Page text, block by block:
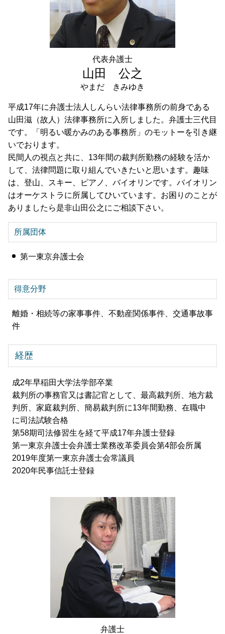
不動産相続 世田谷区 弁護士 相談
任意売却 神奈川県 弁護士 相談
不動産相続 港区 弁護士 相談
財産管理 港区 弁護士 相談
遺言書作成 世田谷区 弁護士 相談
不動産相続 埼玉県 弁護士 相談
平成17年に弁護士法人しんらい法律事務所の前身である
山田滋（故人）法律事務所に入所しました。弁護士三代目
です。「明るい暖かみのある事務所」のモットーを引き継
いでおります。
民間人の視点と共に、13年間の裁判所勤務の経験を活か
して、法律問題に取り組んでいきたいと思います。趣味
は、登山、スキー、ピアノ、バイオリンです。バイオリン
はオーケストラに所属してひいています。お困りのことが
ありましたら是非山田公之にご相談下さい。
所属団体
第一東京弁護士会
得意分野
離婚・相続等の家事事件、不動産関係事件、交通事故事
件
経歴
成2年早稲田大学法学部卒業
裁判所の事務官又は書記官として、最高裁判所、地方裁
判所、家庭裁判所、簡易裁判所に13年間勤務、在職中
に司法試験合格
第58期司法修習生を経て平成17年弁護士登録
第一東京弁護士会弁護士業務改革委員会第4部会所属
2019年度第一東京弁護士会常議員
2020年民事信託士登録
代表弁護士
山田 公之
やまだ きみゆき
弁護士